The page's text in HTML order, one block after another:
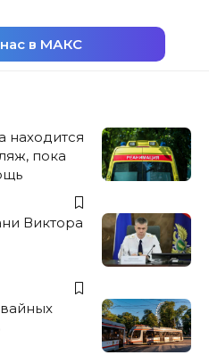
в МАКС
находится
пока
Виктора